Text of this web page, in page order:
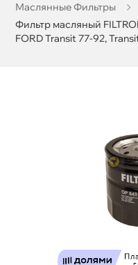
Маслянные Фильтры
Фильтр масляный
FORD Transit 77-92,
Бесплатная
Срочная за 2 ч – 399 ₽